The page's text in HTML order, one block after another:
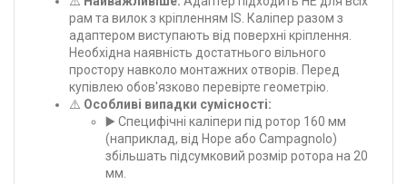
рам та вилок з кріпленням IS. Каліпер разом з
адаптером виступають від поверхні кріплення.
Необхідна наявність достатнього вільного
простору навколо монтажних отворів. Перед
купівлею обов'язково перевірте геометрію.
⚠️ Особливі випадки сумісності:
▶️ Специфічні каліпери під ротор 160 мм
(наприклад, від Hope або Campagnolo)
збільшать підсумковий розмір ротора на 20
мм.